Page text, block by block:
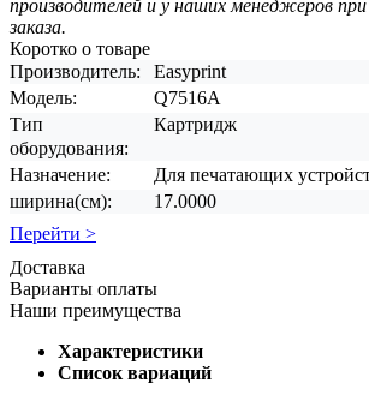
производителей и у наших менеджеров
заказа.
Коротко о товаре
Производитель:
Easyprint
Модель:
Q7516A
Тип
оборудования:
Картридж
Назначение:
Для печатающих
ширина(см):
17.0000
Перейти >
Доставка
Варианты оплаты
Наши преимущества
Характеристики
Список вариаций